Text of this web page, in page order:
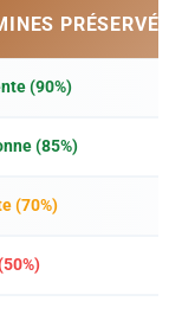
PRÉSERVÉES
(90%)
(85%)
(70%)